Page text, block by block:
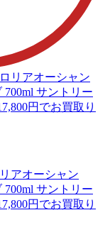
アオーシャン
700ml サントリー
円でお買取り